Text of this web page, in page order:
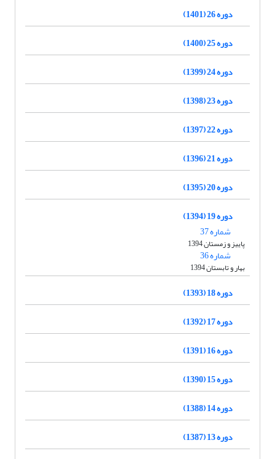
دوره 26 (1401)
دوره 25 (1400)
دوره 24 (1399)
دوره 23 (1398)
دوره 22 (1397)
دوره 21 (1396)
دوره 20 (1395)
دوره 19 (1394)
شماره 37
پاییز و زمستان 1394
شماره 36
بهار و تابستان 1394
دوره 18 (1393)
دوره 17 (1392)
دوره 16 (1391)
دوره 15 (1390)
دوره 14 (1388)
دوره 13 (1387)